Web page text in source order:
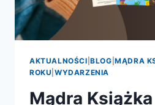
AKTUALNOŚCI |BLOG |MĄDRA
ROKU WYDARZENIA
Mądra